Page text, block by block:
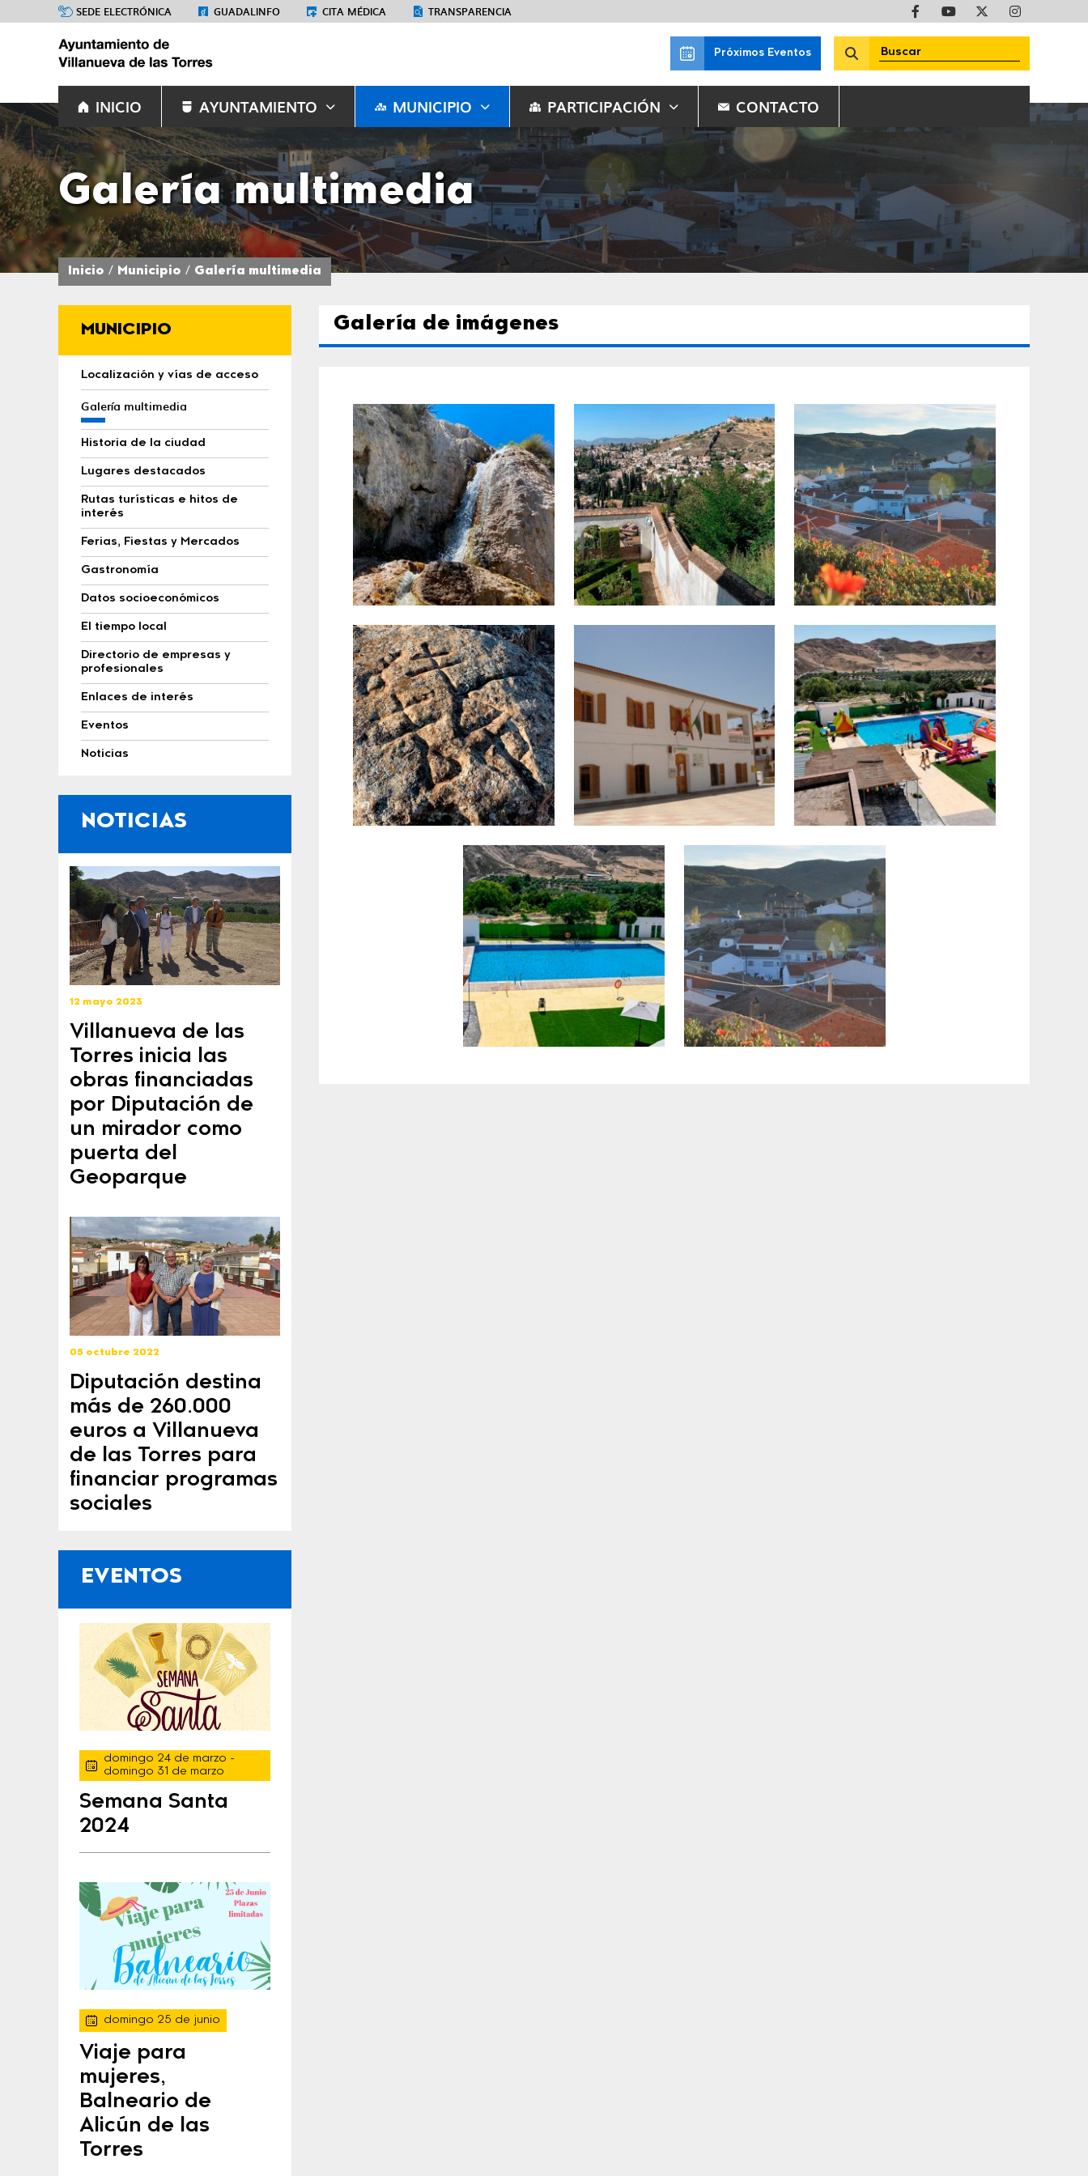
SEDE ELECTRÓNICA GUADALINFO CITA MÉDICA TRANSPARENCIA
Próximos Eventos
INICIO AYUNTAMIENTO MUNICIPIO PARTICIPACIÓN CONTACTO
Galería multimedia
Inicio Municipio Galería multimedia
MUNICIPIO
Localización y vías de acceso
Galería multimedia
Historia de la ciudad
Lugares destacados
Rutas turísticas e hitos de
interés
Ferias, Fiestas y Mercados
Gastronomía
Datos socioeconómicos
El tiempo local
Directorio de empresas y
profesionales
Enlaces de interés
Eventos
Noticias
NOTICIAS
12 mayo 2023
Villanueva de las
Torres inicia las
obras financiadas
por Diputación de
un mirador como
puerta del
Geoparque
05 octubre 2022
Diputación destina
más de 260.000
euros a Villanueva
de las Torres para
financiar programas
sociales
EVENTOS
domingo 24 de marzo -
domingo 31 de marzo
Semana Santa
2024
domingo 25 de junio
Viaje para
mujeres,
Balneario de
Alicún de las
Torres
Galería de imágenes